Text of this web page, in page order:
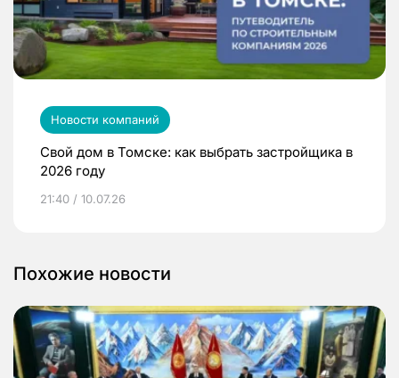
Новости компаний
Свой дом в Томске: как выбрать застройщика в
2026 году
21:40 / 10.07.26
Похожие новости